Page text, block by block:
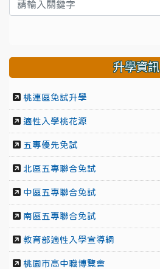
升學資訊
桃連區免試升學
適性入學桃花源
五專優先免試
北區五專聯合免試
中區五專聯合免試
南區五專聯合免試
教育部適性入學宣導網
桃園市高中職博覽會